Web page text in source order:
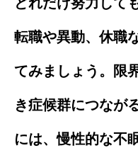
転職や異動、休職
てみましょう。限
き症候群につなが
には、慢性的な不